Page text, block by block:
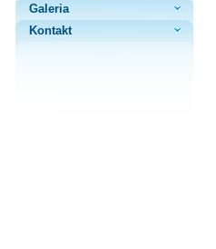
Galeria
Kontakt